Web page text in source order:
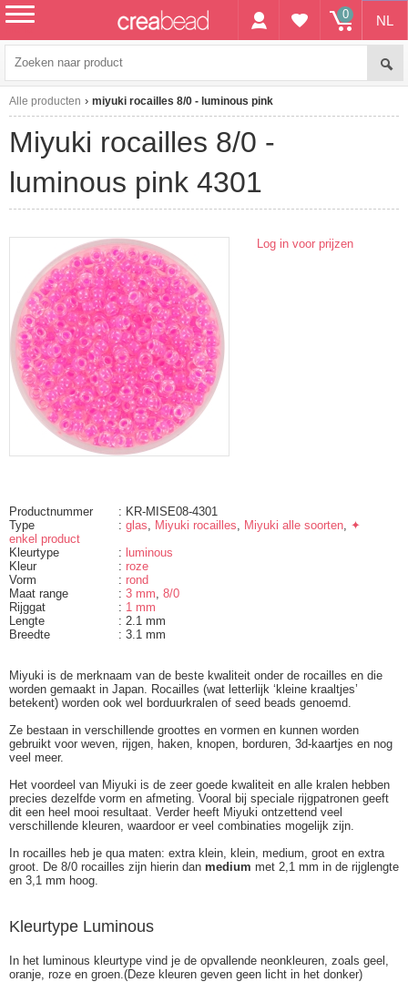
NL
0
Alle producten miyuki rocailles 8/0 - luminous pink
miyuki rocailles 8/0 -
luminous pink 4301
Log in voor prijzen
Productnummer
: KR-MISE08-4301
Type
: glas Miyuki rocailles Miyuki alle soorten ✦
enkel product
Kleurtype
: luminous
Kleur
: roze
Vorm
: rond
Maat range
: 3 mm 8/0
Rijggat
: 1 mm
Lengte
: 2.1 mm
Breedte
: 3.1 mm
Miyuki is de merknaam van de beste kwaliteit onder de rocailles en die
worden gemaakt in Japan. Rocailles (wat letterlijk ‘kleine kraaltjes’
betekent) worden ook wel borduurkralen of seed beads genoemd.
Ze bestaan in verschillende groottes en vormen en kunnen worden
gebruikt voor weven, rijgen, haken, knopen, borduren, 3d-kaartjes en nog
veel meer.
Het voordeel van Miyuki is de zeer goede kwaliteit en alle kralen hebben
precies dezelfde vorm en afmeting. Vooral bij speciale rijgpatronen geeft
dit een heel mooi resultaat. Verder heeft Miyuki ontzettend veel
verschillende kleuren, waardoor er veel combinaties mogelijk zijn.
In rocailles heb je qua maten: extra klein, klein, medium, groot en extra
groot. De 8/0 rocailles zijn hierin dan medium met 2,1 mm in de rijglengte
en 3,1 mm hoog.
Kleurtype Luminous
In het luminous kleurtype vind je de opvallende neonkleuren, zoals geel,
oranje, roze en groen.(Deze kleuren geven geen licht in het donker)